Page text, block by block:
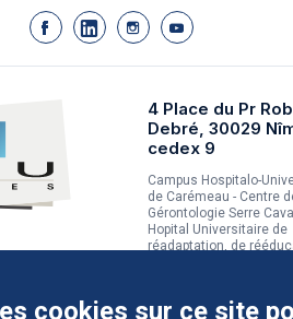
4 Place du Pr
Debré, 30029
cedex 9
Campus Hospitalo-
de Carémeau - Centre
Gérontologie Serre
Hopital Universitaire de
réadaptation, de
cookies sur ce site